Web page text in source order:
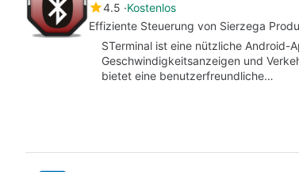
4.5 Kostenlos
Effiziente Steuerung von Sierzega
STerminal ist eine nützliche Android-
Geschwindigkeitsanzeigen und
bietet eine benutzerfreundliche…